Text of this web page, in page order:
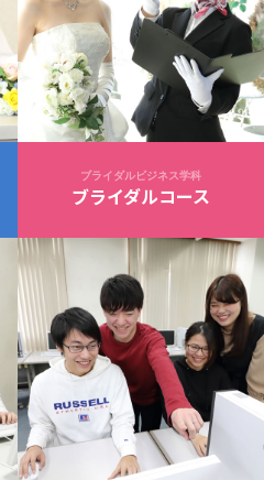
ブライダルビジネス学科
ブライダルコース